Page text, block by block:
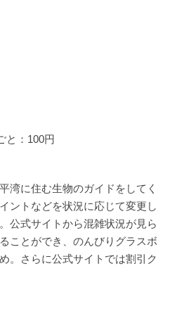
と：100円
湾に住む生物のガイドをしてく
ントなどを状況に応じて変更し
公式サイトから混雑状況が見ら
ことができ、のんびりグラスボ
。さらに公式サイトでは割引ク